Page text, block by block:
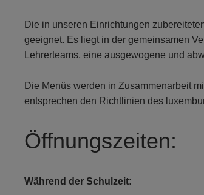
Die in unseren Einrichtungen
geeignet. Es liegt in der gemeinsamen
Lehrerteams, eine ausgewogene und
Die Menüs werden in Zusammenarbeit
entsprechen den Richtlinien des
Öffnungszeiten:
Während der Schulzeit: